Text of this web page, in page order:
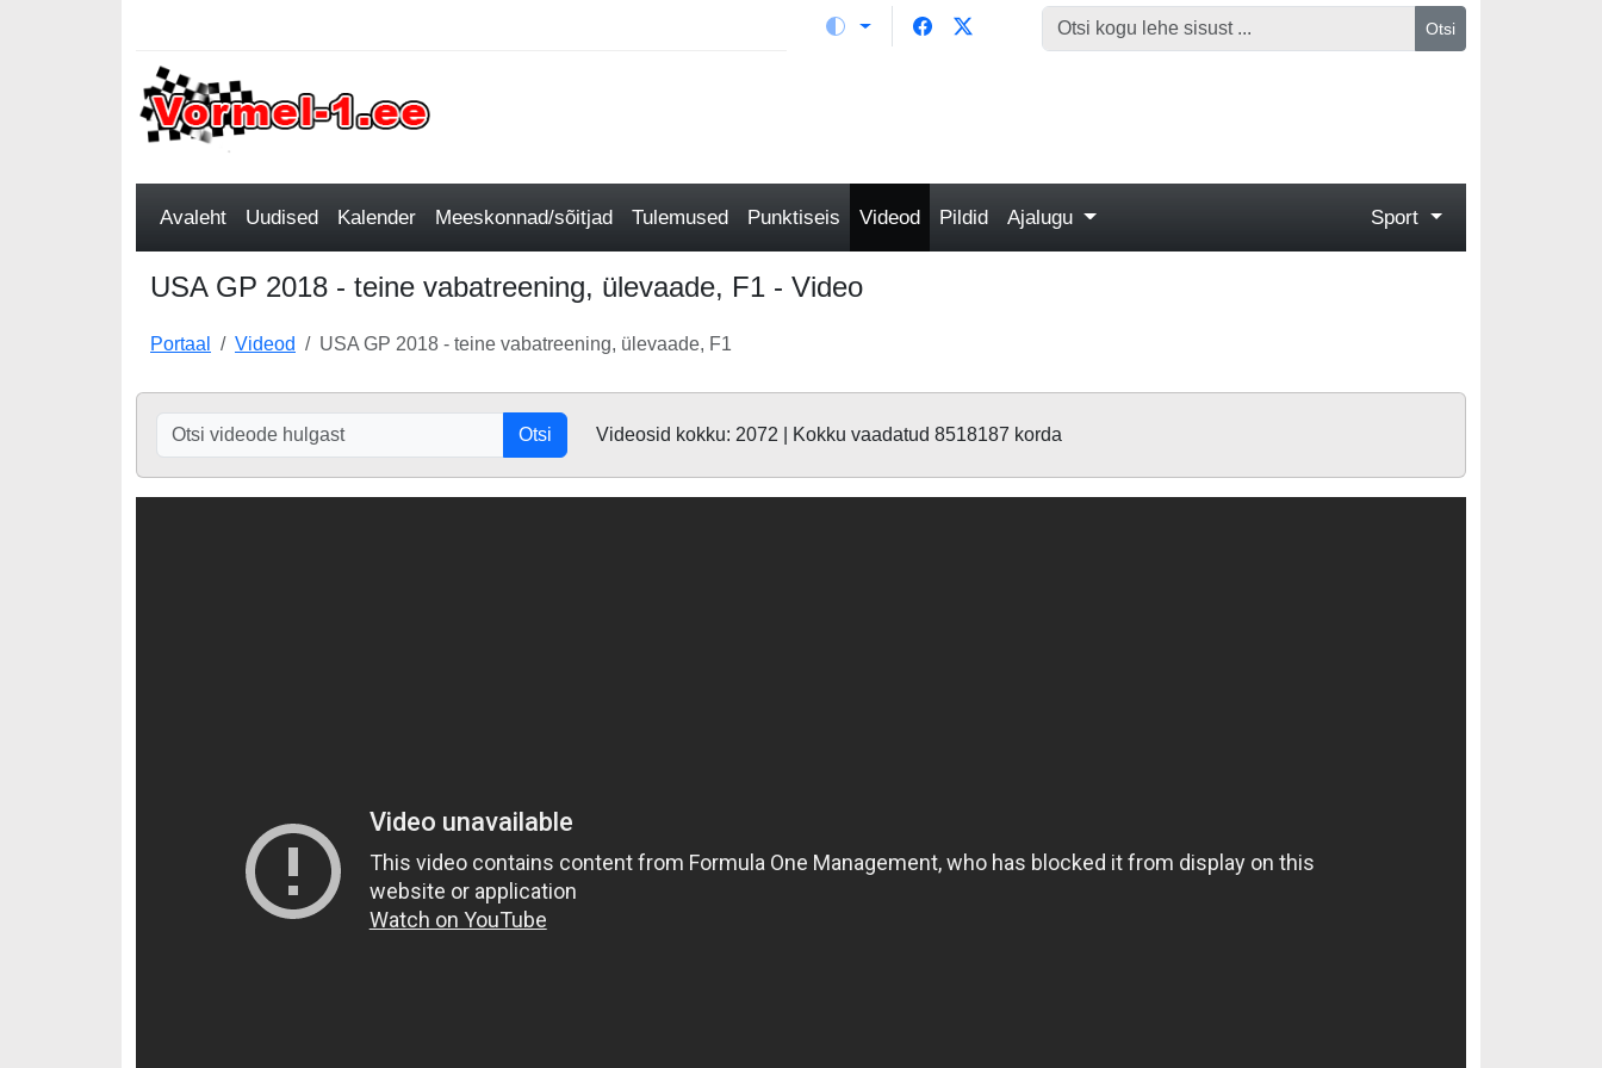
Otsi
Avaleht Uudised Kalender Meeskonnad/sõitjad Tulemused Punktiseis Videod Pildid Ajalugu Sport
USA GP 2018 - teine vabatreening, ülevaade, F1 - Video
Portaal Videod USA GP 2018 - teine vabatreening, ülevaade, F1
Otsi Videosid kokku: 2072 | Kokku vaadatud 8518187 korda